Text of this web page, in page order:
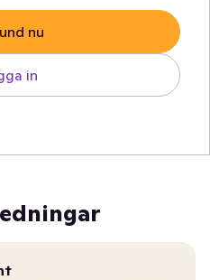
nu
in